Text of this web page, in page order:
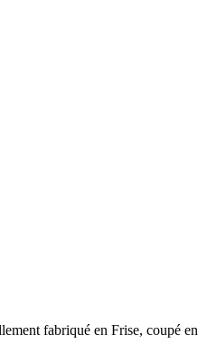
fabriqué en Frise, coupé en